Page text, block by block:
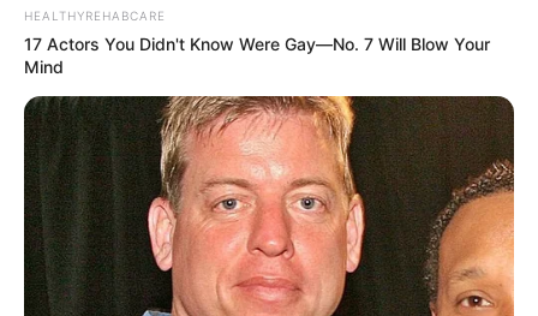
HEALTHYREHABCARE
17 Actors You Didn't Know Were Gay—No. 7 Will Blow Your
Mind